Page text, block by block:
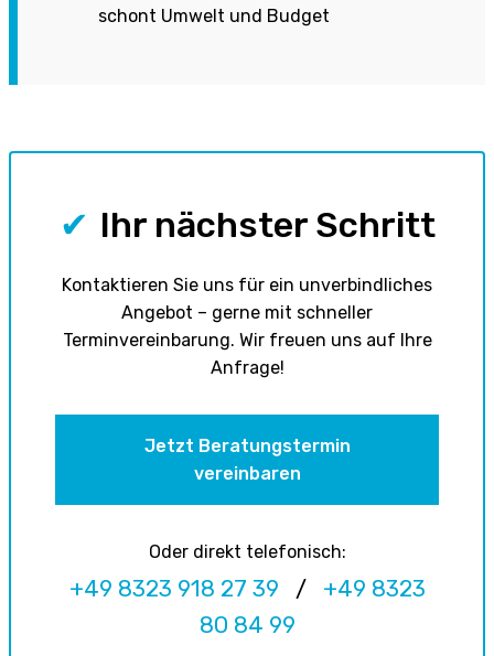
schont Umwelt und Budget
✔ Ihr nächster Schritt
Kontaktieren Sie uns für ein unverbindliches
Angebot – gerne mit schneller
Terminvereinbarung. Wir freuen uns auf Ihre
Anfrage!
Jetzt Beratungstermin
vereinbaren
Oder direkt telefonisch:
+49 8323 918 27 39 /
+49 8323
80 84 99